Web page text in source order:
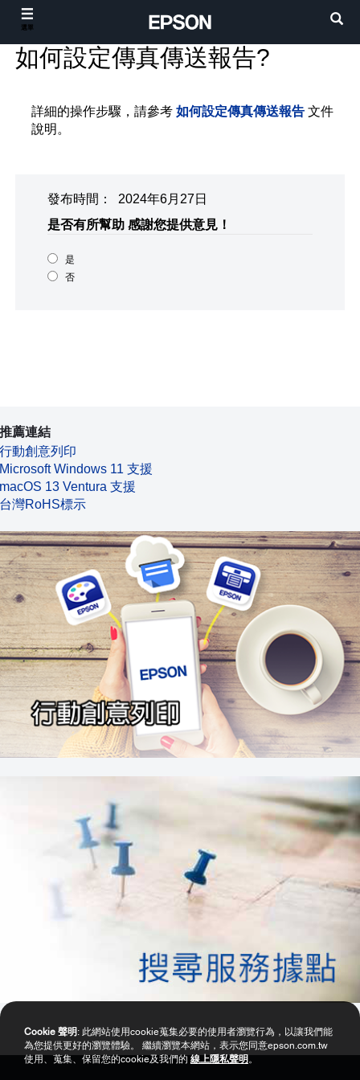
如何設定傳真傳送報告?
詳細的操作步驟，請參考 如何設定傳真傳送報告 文件
說明。
發布時間： 2024年6月27日
是否有所幫助 感謝您提供意見！
是
否
推薦連結
行動創意列印
Microsoft Windows 11 支援
macOS 13 Ventura 支援
台灣RoHS標示
Cookie 聲明 : 此網站使用cookie蒐集必要的使用者瀏覽行為，以讓我們能
為您提供更好的瀏覽體驗。 繼續瀏覽本網站，表示您同意epson.com.tw
使用、蒐集、保留您的cookie及我們的 線上隱私聲明 。